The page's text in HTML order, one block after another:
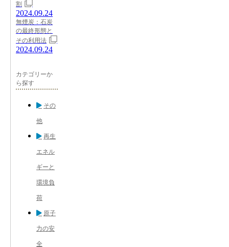
割
2024.09.24
無煙炭：石炭
の最終形態と
その利用法
2024.09.24
カテゴリーか
ら探す
その
他
再生
エネル
ギーと
環境負
荷
原子
力の安
全